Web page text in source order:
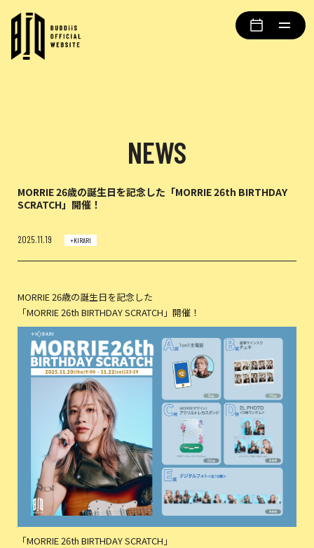
NEWS
MORRIE 26歳の誕生日を記念した「MORRIE 26th BIRTHDAY
SCRATCH」開催！
2025.11.19 +KIRARI
MORRIE 26歳の誕生日を記念した
「MORRIE 26th BIRTHDAY SCRATCH」開催！
「MORRIE 26th BIRTHDAY SCRATCH」